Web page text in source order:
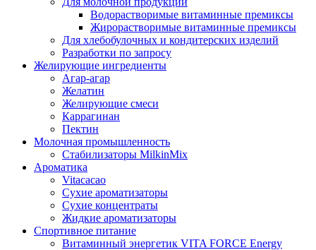
Водорастворимые витаминные премиксы
Жирорастворимые витаминные премиксы
Для хлебобулочных и кондитерских изделий
Разработки по запросу
Желирующие ингредиенты
Агар-агар
Желатин
Желирующие смеси
Каррагинан
Пектин
Молочная промышленность
Стабилизаторы MilkinMix
Ароматика
Vitacacao
Сухие ароматизаторы
Сухие концентраты
Жидкие ароматизаторы
Спортивное питание
Витаминный энергетик VITA FORCE Energy